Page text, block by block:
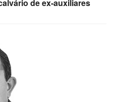
de ex-auxiliares